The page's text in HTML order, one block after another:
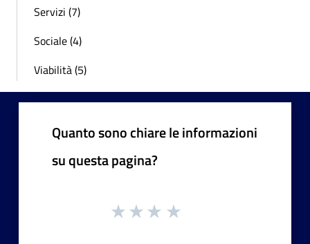
Servizi (7)
Sociale (4)
Viabilità (5)
Quanto sono chiare le informazioni
su questa pagina?